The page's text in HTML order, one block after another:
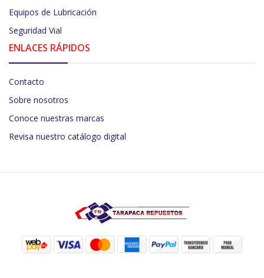
Equipos de Lubricación
Seguridad Vial
ENLACES RÁPIDOS
Contacto
Sobre nosotros
Conoce nuestras marcas
Revisa nuestro catálogo digital